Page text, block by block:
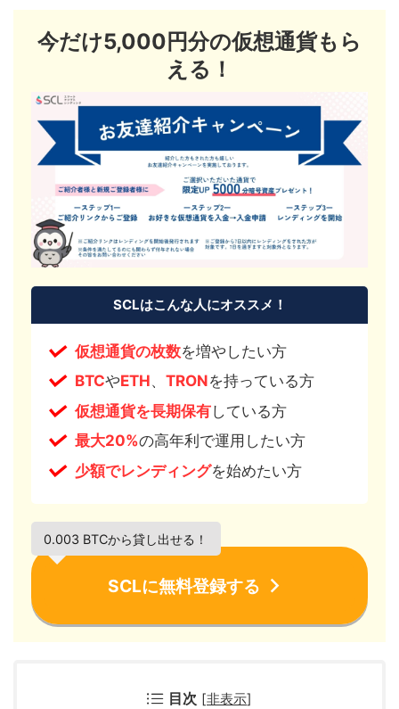
今だけ5,000円分の仮想通貨もら
える！
SCLはこんな人にオススメ！
仮想通貨の枚数を増やしたい方
BTCやETH、 TRONを持っている方
仮想通貨を長期保有している方
最大20%の高年利で運用したい方
少額でレンディングを始めたい方
0.003 BTCから貸し出せる！
SCLに無料登録する
目次 [非表示]